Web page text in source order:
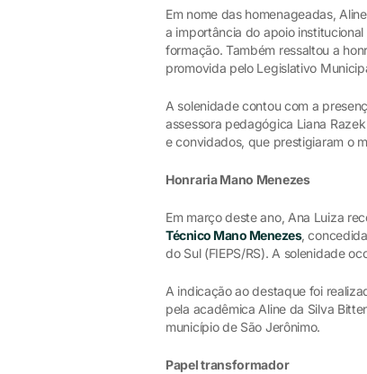
Em nome das homenageadas,
a importância do apoio
formação. Também ressaltou a
promovida pelo Legislativo
A solenidade contou com a
assessora pedagógica Liana
e convidados, que prestigiaram o
Honraria Mano Menezes
Em março deste ano, Ana Luiza
Técnico Mano Menezes,
do Sul (FIEPS/RS). A solenidade
A indicação ao destaque foi
pela acadêmica Aline da Silva
município de São Jerônimo.
Papel transformador